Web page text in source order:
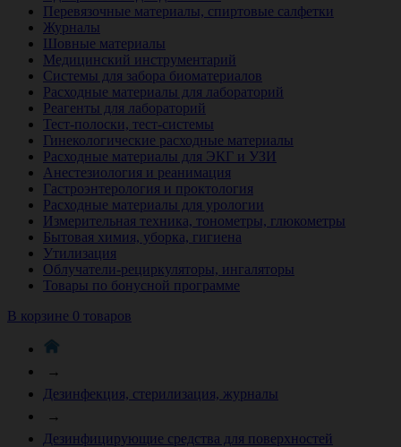
Перевязочные материалы, спиртовые салфетки
Журналы
Шовные материалы
Медицинский инструментарий
Системы для забора биоматериалов
Расходные материалы для лабораторий
Реагенты для лабораторий
Тест-полоски, тест-системы
Гинекологические расходные материалы
Расходные материалы для ЭКГ и УЗИ
Анестезиология и реанимация
Гастроэнтерология и проктология
Расходные материалы для урологии
Измерительная техника, тонометры, глюкометры
Бытовая химия, уборка, гигиена
Утилизация
Облучатели-рециркуляторы, ингаляторы
Товары по бонусной программе
В корзине 0 товаров
→
Дезинфекция, стерилизация, журналы
→
Дезинфицирующие средства для поверхностей